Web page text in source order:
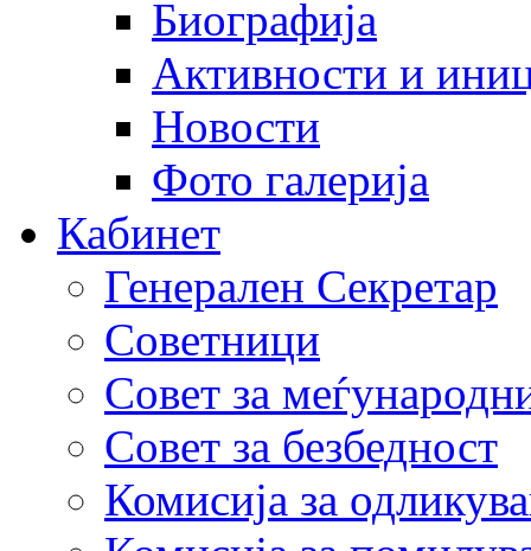
Биографија
Активности и
Новости
Фото галерија
Кабинет
Генерален Секретар
Советници
Совет за
Совет за безбедност
Комисија за